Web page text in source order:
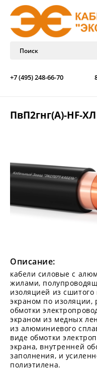
+7 (495) 248-66-70
ПвП2гнг(А)-HF-ХЛ
Описание:
кабели силовые с
жилами,
изоляцией из
экраном по изоляции,
обмотки
экраном из медных
из алюминиевого
виде обмотки
экрана, внутренней
заполнения, и
полиэтилена.